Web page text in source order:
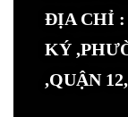
ĐỊA CHỈ :
KÝ
,QUẬN